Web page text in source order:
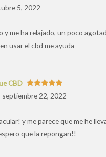
Valorado
con
5, 2022
y me ha relajado, un poco
usar el cbd me ayuda
Valorado
con5de 5
CBD
septiembre 22, 2022
y me parece que me he
que la repongan!!